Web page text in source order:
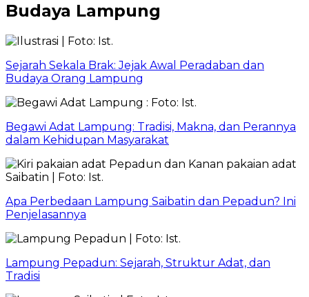
Budaya Lampung
Sejarah Sekala Brak: Jejak Awal Peradaban dan
Budaya Orang Lampung
Begawi Adat Lampung: Tradisi, Makna, dan Perannya
dalam Kehidupan Masyarakat
Apa Perbedaan Lampung Saibatin dan Pepadun? Ini
Penjelasannya
Lampung Pepadun: Sejarah, Struktur Adat, dan
Tradisi